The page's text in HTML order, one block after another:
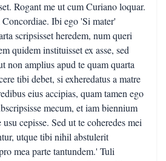
Rogant me ut cum Curiano loquar.
Ibi ego 'Si mater'
scripsisset heredem, num queri
quidem instituisset ex asse, sed
non amplius apud te quam quarta
tibi debet, si exheredatus a matre
eius accipias, quam tamen ego
mecum, et iam biennium
cepisse. Sed ut te coheredes mei
utque tibi nihil abstulerit
mea parte tantundem.' Tuli